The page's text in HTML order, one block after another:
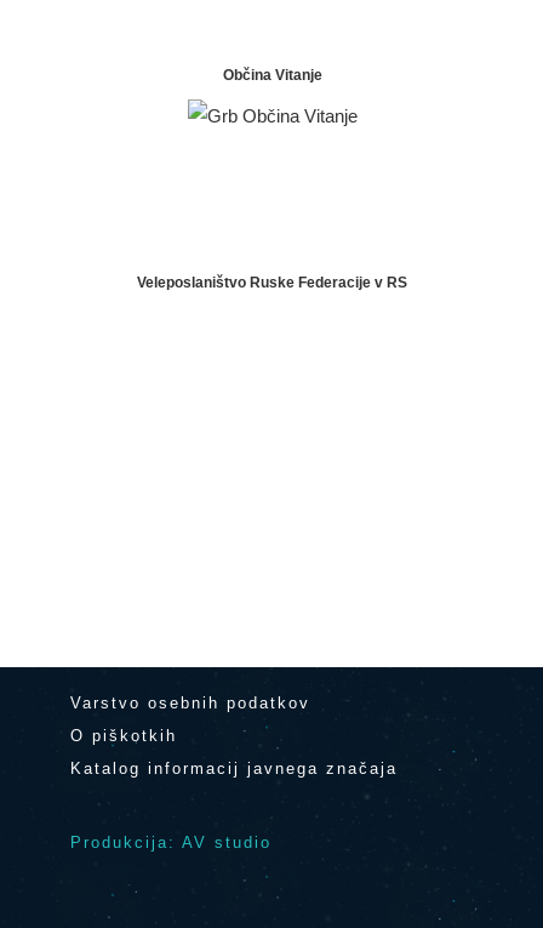
Občina Vitanje
Veleposlaništvo Ruske Federacije v RS
Varstvo osebnih podatkov
O piškotkih
Katalog informacij javnega značaja
Produkcija: AV studio